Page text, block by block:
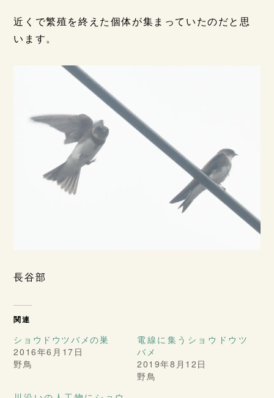
近くで繁殖を終えた個体が集まっていたのだと思
います。
長谷部
関連
ショウドウツバメの巣
2016年6月17日
野鳥
電線に集うショウドウツ
バメ
2019年8月12日
野鳥